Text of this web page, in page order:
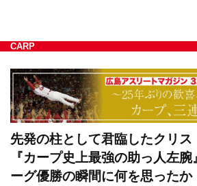
CARP
先発の柱として君臨したクリス
『カープ史上最強の助っ人左
ーグ優勝の瞬間に何を思ったか